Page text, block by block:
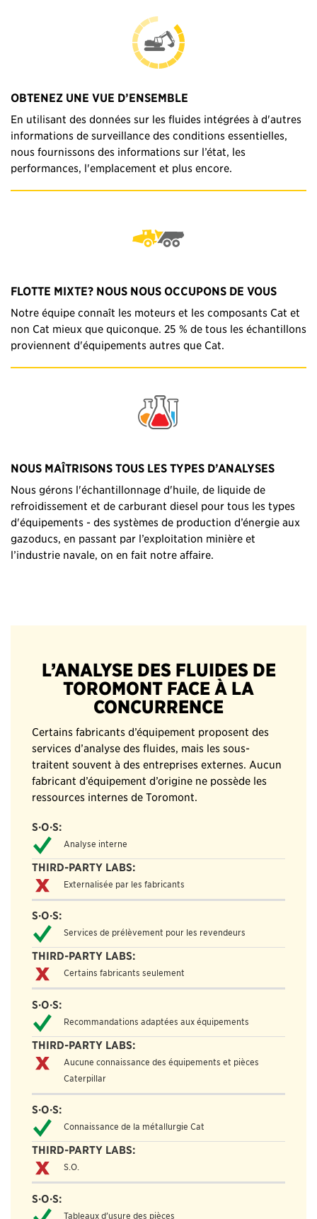
OBTENEZ UNE VUE D’ENSEMBLE
En utilisant des données sur les fluides intégrées à d'autres
informations de surveillance des conditions essentielles,
nous fournissons des informations sur l’état, les
performances, l'emplacement et plus encore.
FLOTTE MIXTE? NOUS NOUS OCCUPONS DE VOUS
Notre équipe connaît les moteurs et les composants Cat et
non Cat mieux que quiconque. 25 % de tous les échantillons
proviennent d'équipements autres que Cat.
NOUS MAÎTRISONS TOUS LES TYPES D’ANALYSES
Nous gérons l'échantillonnage d'huile, de liquide de
refroidissement et de carburant diesel pour tous les types
d'équipements - des systèmes de production d’énergie aux
gazoducs, en passant par l’exploitation minière et
l’industrie navale, on en fait notre affaire.
L’ANALYSE DES FLUIDES DE
TOROMONT FACE À LA
CONCURRENCE
Certains fabricants d’équipement proposent des
services d’analyse des fluides, mais les sous-
traitent souvent à des entreprises externes. Aucun
fabricant d’équipement d’origine ne possède les
ressources internes de Toromont.
S·O·SSM
Analyse interne
Externalisée par les fabricants
Services de prélèvement pour les revendeurs
Certains fabricants seulement
Recommandations adaptées aux équipements
Aucune connaissance des équipements et pièces
Caterpillar
Connaissance de la métallurgie Cat
S.O.
Tableaux d’usure des pièces